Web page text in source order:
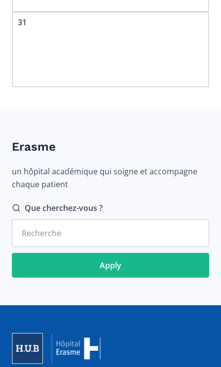
31
Erasme
un hôpital académique qui soigne et accompagne
chaque patient
Que cherchez-vous ?
Recherche